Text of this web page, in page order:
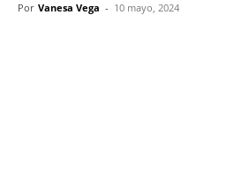
Por Vanesa Vega - 10 mayo, 2024